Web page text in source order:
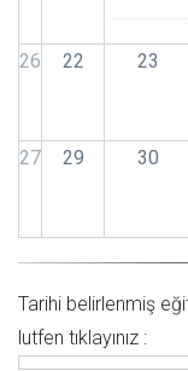
26 22 23
27 29 30
Tarihi belirlenmiş
lutfen tıklayınız :